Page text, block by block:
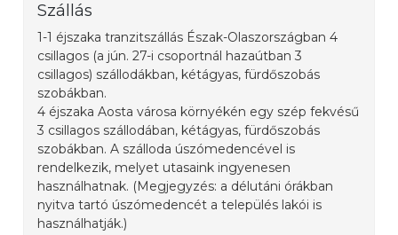
Szállás
1-1 éjszaka tranzitszállás Észak-Olaszországban 4
csillagos (a jún. 27-i csoportnál hazaútban 3
csillagos) szállodákban, kétágyas, fürdőszobás
szobákban.
4 éjszaka Aosta városa környékén egy szép fekvésű
3 csillagos szállodában, kétágyas, fürdőszobás
szobákban. A szálloda úszómedencével is
rendelkezik, melyet utasaink ingyenesen
használhatnak. (Megjegyzés: a délutáni órákban
nyitva tartó úszómedencét a település lakói is
használhatják.)